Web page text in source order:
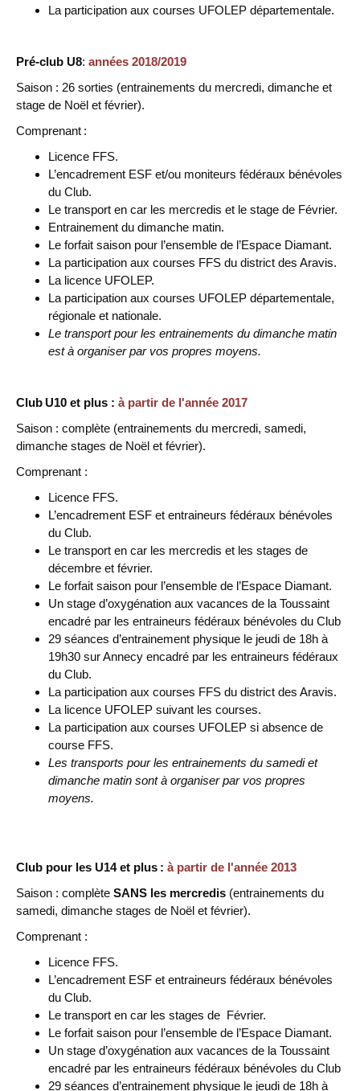
La participation aux courses UFOLEP départementale.
Pré-club U8: années 2018/2019
Saison : 26 sorties (entrainements du mercredi, dimanche et
stage de Noël et février).
Comprenant :
Licence FFS.
L’encadrement ESF et/ou moniteurs fédéraux bénévoles
du Club.
Le transport en car les mercredis et le stage de Février.
Entrainement du dimanche matin.
Le forfait saison pour l’ensemble de l’Espace Diamant.
La participation aux courses FFS du district des Aravis.
La licence UFOLEP.
La participation aux courses UFOLEP départementale,
régionale et nationale.
Le transport pour les entrainements du dimanche matin
est à organiser par vos propres moyens.
Club U10 et plus : à partir de l'année 2017
Saison : complète (entrainements du mercredi, samedi,
dimanche stages de Noël et février).
Comprenant :
Licence FFS.
L’encadrement ESF et entraineurs fédéraux bénévoles
du Club.
Le transport en car les mercredis et les stages de
décembre et février.
Le forfait saison pour l’ensemble de l’Espace Diamant.
Un stage d’oxygénation aux vacances de la Toussaint
encadré par les entraineurs fédéraux bénévoles du Club
29 séances d’entrainement physique le jeudi de 18h à
19h30 sur Annecy encadré par les entraineurs fédéraux
du Club.
La participation aux courses FFS du district des Aravis.
La licence UFOLEP suivant les courses.
La participation aux courses UFOLEP si absence de
course FFS.
Les transports pour les entrainements du samedi et
dimanche matin sont à organiser par vos propres
moyens.
Club pour les U14 et plus : à partir de l'année 2013
Saison : complète SANS les mercredis (entrainements du
samedi, dimanche stages de Noël et février).
Comprenant :
Licence FFS.
L’encadrement ESF et entraineurs fédéraux bénévoles
du Club.
Le transport en car les stages de Février.
Le forfait saison pour l’ensemble de l’Espace Diamant.
Un stage d’oxygénation aux vacances de la Toussaint
encadré par les entraineurs fédéraux bénévoles du Club
29 séances d’entrainement physique le jeudi de 18h à